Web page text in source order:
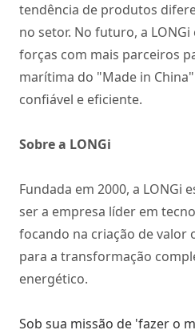
tendência de produtos
no setor. No futuro, a
forças com mais parceiros
marítima do "Made in
confiável e eficiente.
Sobre a LONGi
Fundada em 2000, a LONGi
ser a empresa líder em
focando na criação de valor
para a transformação
energético.
Sob sua missão de 'fazer o